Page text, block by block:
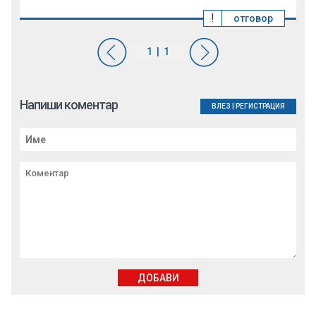
отговор
!
Напиши коментар ВЛЕЗ РЕГИСТРАЦИЯ
ДОБАВИ